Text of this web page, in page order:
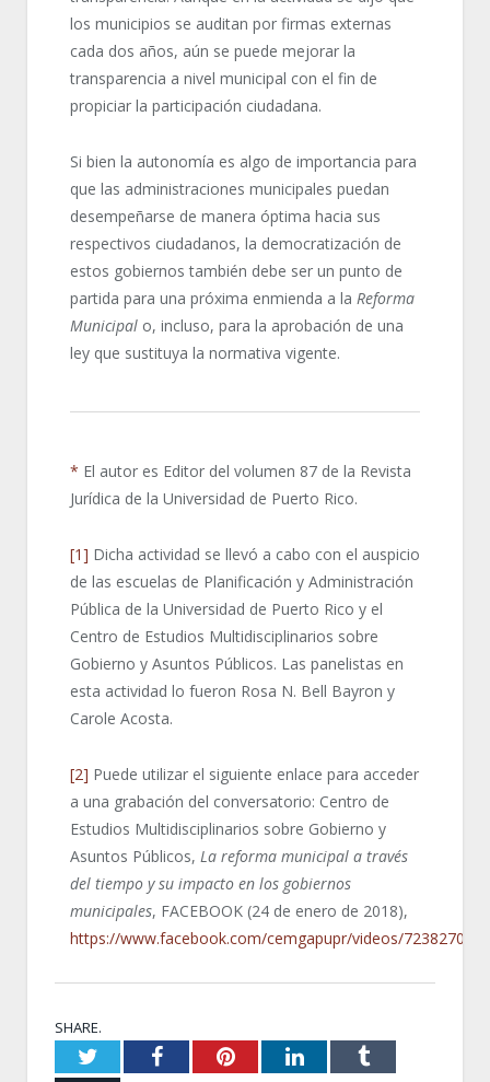
los municipios se auditan por firmas externas
cada dos años, aún se puede mejorar la
transparencia a nivel municipal con el fin de
propiciar la participación ciudadana.
Si bien la autonomía es algo de importancia para
que las administraciones municipales puedan
desempeñarse de manera óptima hacia sus
respectivos ciudadanos, la democratización de
estos gobiernos también debe ser un punto de
partida para una próxima enmienda a la Reforma
Municipalo, incluso, para la aprobación de una
ley que sustituya la normativa vigente.
* El autor es Editor del volumen 87 de la Revista
Jurídica de la Universidad de Puerto Rico.
[1] Dicha actividad se llevó a cabo con el auspicio
de las escuelas de Planificación y Administración
Pública de la Universidad de Puerto Rico y el
Centro de Estudios Multidisciplinarios sobre
Gobierno y Asuntos Públicos. Las panelistas en
esta actividad lo fueron Rosa N. Bell Bayron y
Carole Acosta.
[2] Puede utilizar el siguiente enlace para acceder
a una grabación del conversatorio: Centro de
Estudios Multidisciplinarios sobre Gobierno y
Asuntos Públicos, La reforma municipal a través
del tiempo y su impacto en los gobiernos
municipales, FACEBOOK (24 de enero de 2018),
https://www.facebook.com/cemgapupr/videos/
SHARE.
TwitterFacebookPinterestLinkedInTumblr